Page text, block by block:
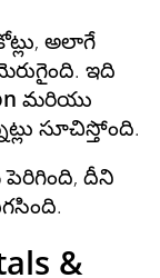
అలాగే
ఇది
మరియు
సూచిస్తోంది.
పెరిగింది, దీని
&